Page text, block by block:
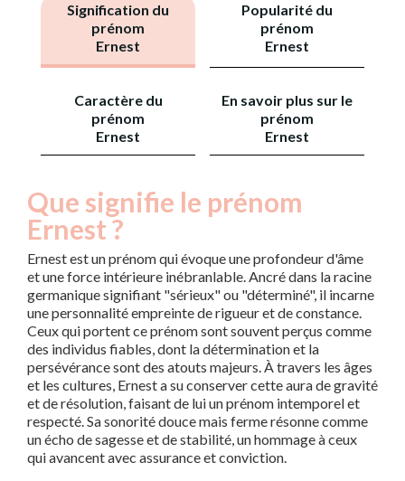
Signification du
prénom
Ernest
Popularité du
prénom
Ernest
Caractère du
prénom
Ernest
En savoir plus sur le
prénom
Ernest
Que signifie le prénom
Ernest ?
Ernest est un prénom qui évoque une profondeur d'âme
et une force intérieure inébranlable. Ancré dans la racine
germanique signifiant "sérieux" ou "déterminé", il incarne
une personnalité empreinte de rigueur et de constance.
Ceux qui portent ce prénom sont souvent perçus comme
des individus fiables, dont la détermination et la
persévérance sont des atouts majeurs. À travers les âges
et les cultures, Ernest a su conserver cette aura de gravité
et de résolution, faisant de lui un prénom intemporel et
respecté. Sa sonorité douce mais ferme résonne comme
un écho de sagesse et de stabilité, un hommage à ceux
qui avancent avec assurance et conviction.